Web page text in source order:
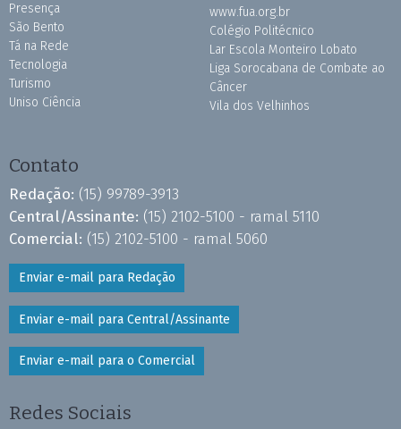
Presença
São Bento
Tá na Rede
Tecnologia
Turismo
Uniso Ciência
www.fua.org.br
Colégio Politécnico
Lar Escola Monteiro Lobato
Liga Sorocabana de Combate ao
Câncer
Vila dos Velhinhos
Contato
Redação: (15) 99789-3913
Central/Assinante: (15) 2102-5100 - ramal 5110
Comercial: (15) 2102-5100 - ramal 5060
Enviar e-mail para Redação
Enviar e-mail para Central/Assinante
Enviar e-mail para o Comercial
Redes Sociais